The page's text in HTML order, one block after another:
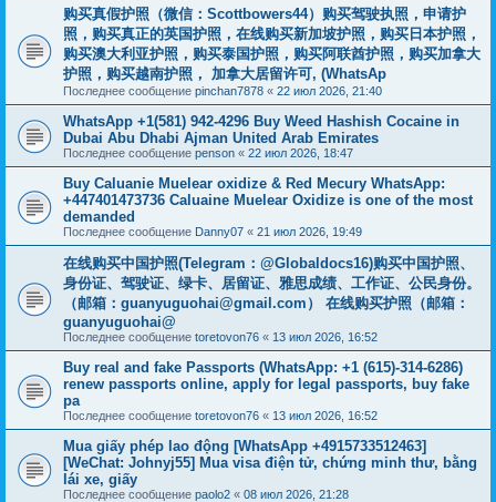
购买真假护照（微信：Scottbowers44）购买驾驶执照，申请护
照，购买真正的英国护照，在线购买新加坡护照，购买日本护照，
购买澳大利亚护照，购买泰国护照，购买阿联酋护照，购买加拿大
护照，购买越南护照， 加拿大居留许可, (WhatsAp
Последнее сообщение pinchan7878 « 22 июл 2026, 21:40
WhatsApp +1(581) 942-4296 Buy Weed Hashish Cocaine in
Dubai Abu Dhabi Ajman United Arab Emirates
Последнее сообщение penson « 22 июл 2026, 18:47
Buy Caluanie Muelear oxidize & Red Mecury WhatsApp:
+447401473736 Caluaine Muelear Oxidize is one of the most
demanded
Последнее сообщение Danny07 « 21 июл 2026, 19:49
在线购买中国护照(Telegram：@Globaldocs16)购买中国护照、
身份证、驾驶证、绿卡、居留证、雅思成绩、工作证、公民身份。
（邮箱： guanyuguohai@gmail.com ） 在线购买护照（邮箱：
guanyuguohai@
Последнее сообщение toretovon76 « 13 июл 2026, 16:52
Buy real and fake Passports (WhatsApp: +1 (615)-314-6286)
renew passports online, apply for legal passports, buy fake
pa
Последнее сообщение toretovon76 « 13 июл 2026, 16:52
Mua giấy phép lao động [WhatsApp +4915733512463]
[WeChat: Johnyj55] Mua visa điện tử, chứng minh thư, bằng
lái xe, giấy
Последнее сообщение paolo2 « 08 июл 2026, 21:28